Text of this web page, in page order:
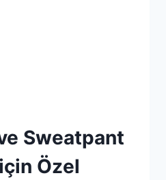
Sweatpant
Özel